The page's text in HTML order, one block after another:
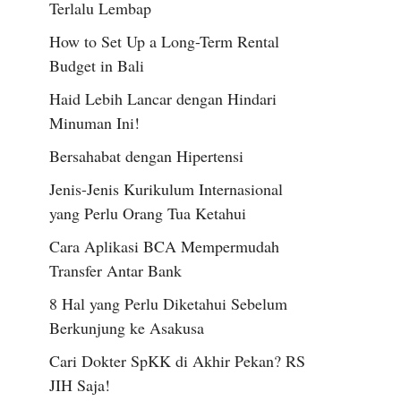
Terlalu Lembap
How to Set Up a Long-Term Rental
Budget in Bali
Haid Lebih Lancar dengan Hindari
Minuman Ini!
Bersahabat dengan Hipertensi
Jenis-Jenis Kurikulum Internasional
yang Perlu Orang Tua Ketahui
Cara Aplikasi BCA Mempermudah
Transfer Antar Bank
8 Hal yang Perlu Diketahui Sebelum
Berkunjung ke Asakusa
Cari Dokter SpKK di Akhir Pekan? RS
JIH Saja!